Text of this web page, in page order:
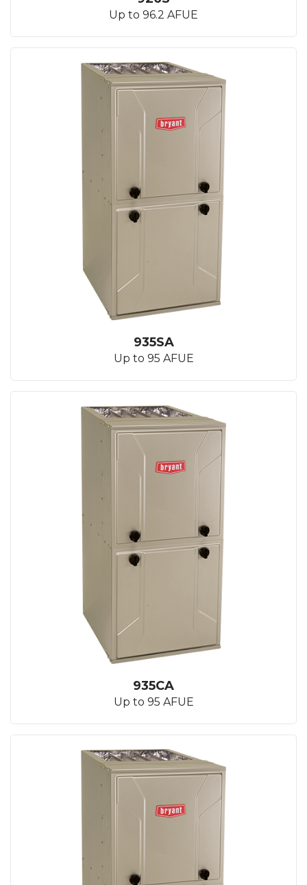
Up to 96.2 AFUE
935SA
Up to 95 AFUE
935CA
Up to 95 AFUE